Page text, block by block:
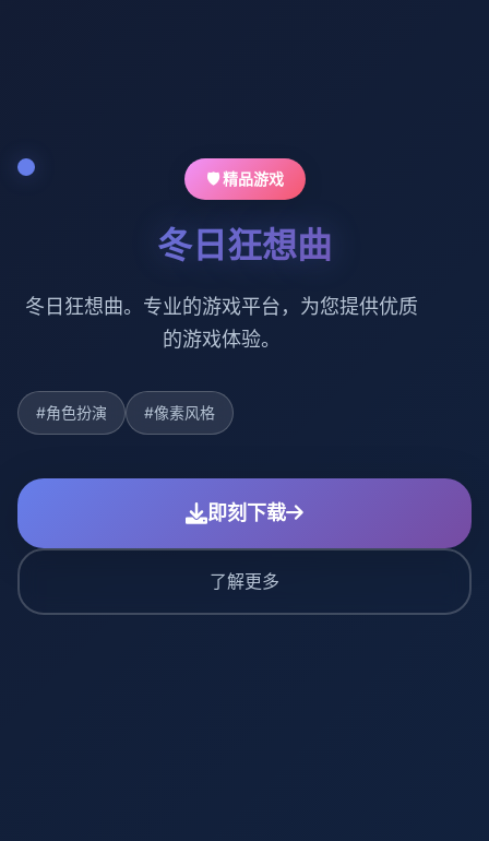
🛡️ 精品游戏
冬日狂想曲
冬日狂想曲。专业的游戏平台，为您提供优质
的游戏体验。
#角色扮演 #像素风格
即刻下载
了解更多